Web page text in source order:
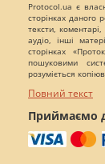
Protocol.ua є
сторінках даного
тексти,
аудіо, інші
сторінках
пошуковими
розуміється
Повний текст
Приймаємо